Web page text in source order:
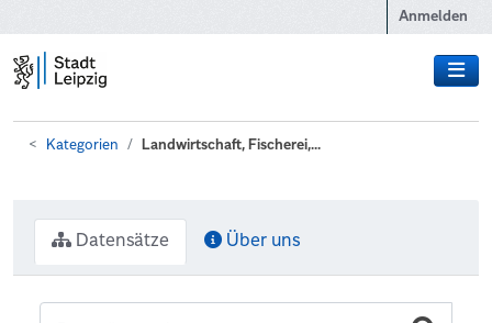
Anmelden
Kategorien Landwirtschaft, Fischerei,...
Datensätze Über uns